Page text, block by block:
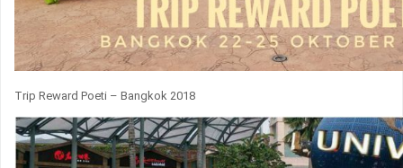
Trip Reward Poeti – Bangkok 2018